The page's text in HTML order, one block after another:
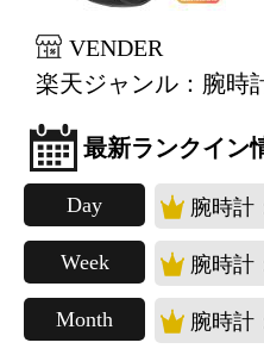
VENDER
楽天ジャンル：腕時
最新ランクイン
Day 腕時計
Week 腕時計
Month 腕時計